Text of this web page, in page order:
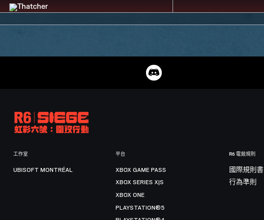
工作室
UBISOFT MONTRÉAL
平台
XBOX GAME PASS
XBOX SERIES X|S
XBOX ONE
PLAYSTATION®5
R6 電競規則
國際規則書
行為準則